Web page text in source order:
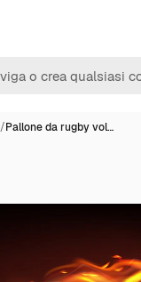
/Pallone da rugby vol…